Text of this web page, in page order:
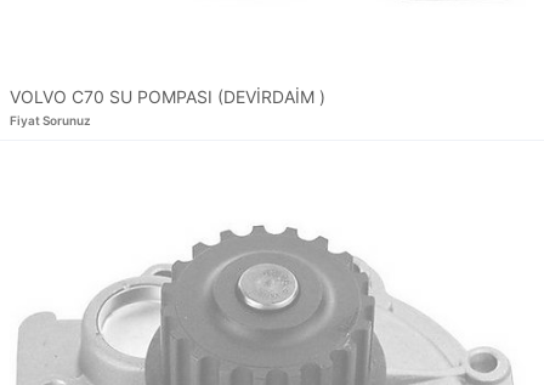
VOLVO C70 SU POMPASI (DEVİRDAİM )
Fiyat Sorunuz